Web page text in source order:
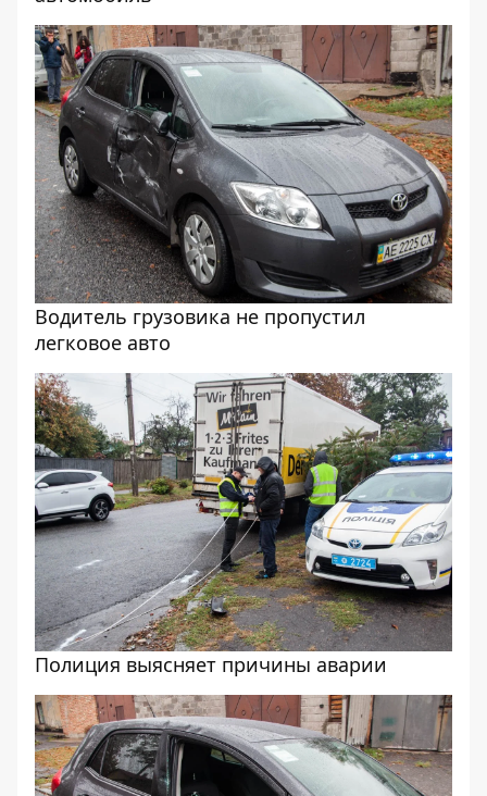
Водитель грузовика не пропустил
легковое авто
Полиция выясняет причины аварии